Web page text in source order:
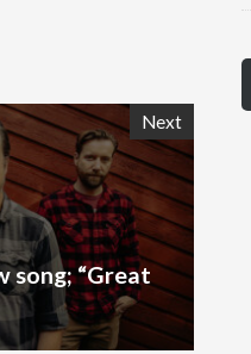
Next
song; “Great